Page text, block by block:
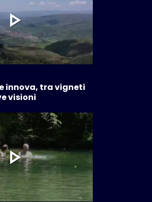
innova, tra vigneti
visioni